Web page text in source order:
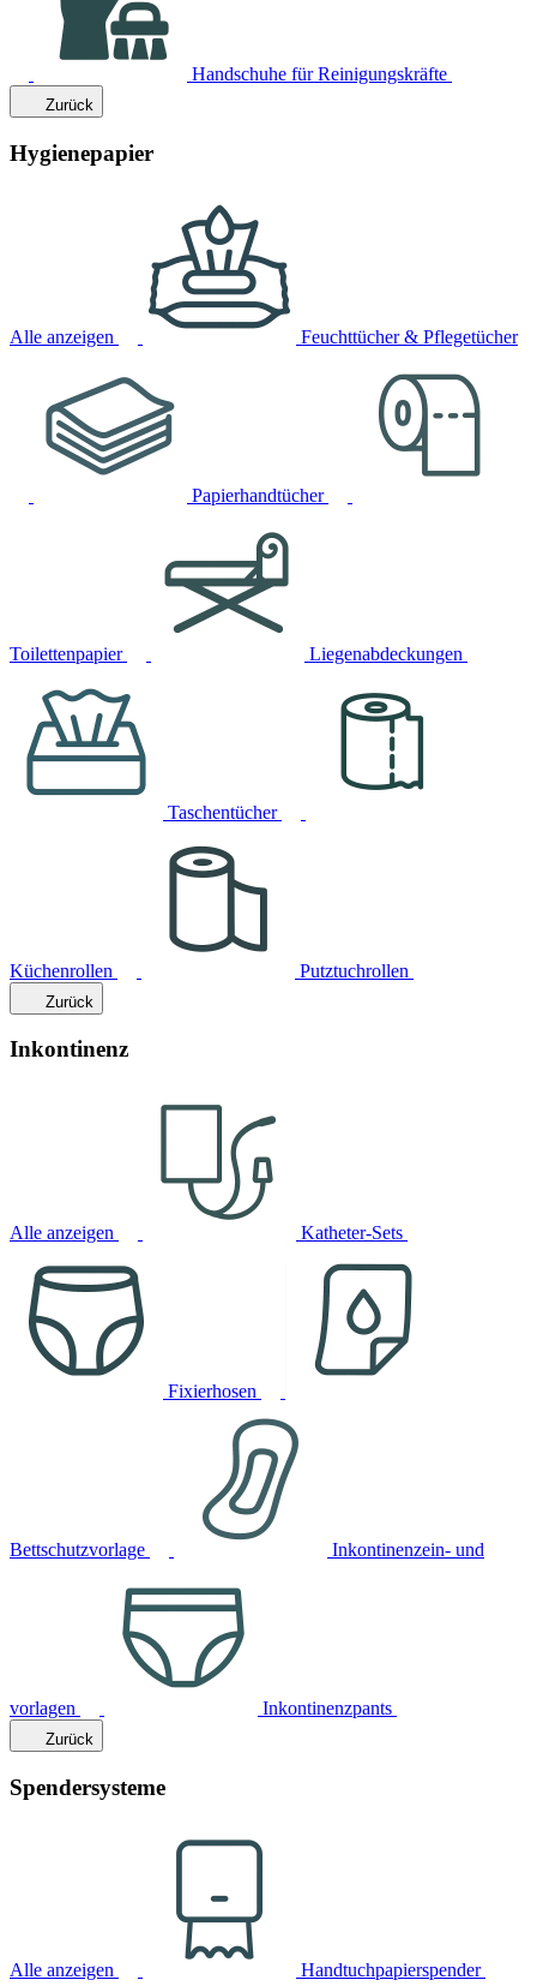
Handschuhe für Reinigungskräfte
Zurück
Hygienepapier
Alle anzeigen Feuchttücher & Pflegetücher
Papierhandtücher
Toilettenpapier Liegenabdeckungen
Taschentücher
Küchenrollen Putztuchrollen
Zurück
Inkontinenz
Alle anzeigen Katheter-Sets
Fixierhosen
Bettschutzvorlage Inkontinenzein- und
vorlagen Inkontinenzpants
Zurück
Spendersysteme
Alle anzeigen Handtuchpapierspender